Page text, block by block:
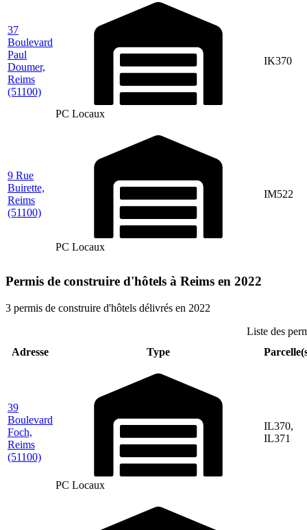
37
Boulevard
Paul
Doumer,
Reims
(51100)
PC Locaux
IK370
9 Rue
Buirette,
Reims
(51100)
PC Locaux
IM522
Permis de construire d'hôtels à Reims en 2022
3 permis de construire d'hôtels délivrés en 2022
Liste des
Adresse
Type
39
Boulevard
Foch,
Reims
(51100)
PC Locaux
IL370,
IL371